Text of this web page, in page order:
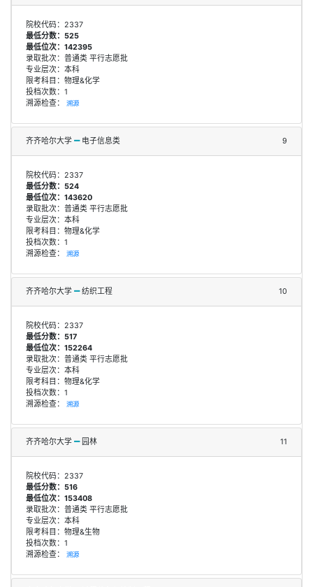
院校代码：2337
最低分数：525
最低位次：142395
录取批次：普通类 平行志愿批
专业层次：本科
限考科目：物理&化学
投档次数：1
溯源检查： 溯源
齐齐哈尔大学 电子信息类 9
院校代码：2337
最低分数：524
最低位次：143620
录取批次：普通类 平行志愿批
专业层次：本科
限考科目：物理&化学
投档次数：1
溯源检查： 溯源
齐齐哈尔大学 纺织工程 10
院校代码：2337
最低分数：517
最低位次：152264
录取批次：普通类 平行志愿批
专业层次：本科
限考科目：物理&化学
投档次数：1
溯源检查： 溯源
齐齐哈尔大学 园林 11
院校代码：2337
最低分数：516
最低位次：153408
录取批次：普通类 平行志愿批
专业层次：本科
限考科目：物理&生物
投档次数：1
溯源检查： 溯源